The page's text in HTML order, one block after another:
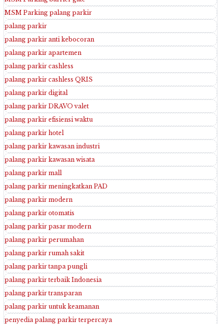
MSM Parking palang parkir
palang parkir
palang parkir anti kebocoran
palang parkir apartemen
palang parkir cashless
palang parkir cashless QRIS
palang parkir digital
palang parkir DRAVO valet
palang parkir efisiensi waktu
palang parkir hotel
palang parkir kawasan industri
palang parkir kawasan wisata
palang parkir mall
palang parkir meningkatkan PAD
palang parkir modern
palang parkir otomatis
palang parkir pasar modern
palang parkir perumahan
palang parkir rumah sakit
palang parkir tanpa pungli
palang parkir terbaik Indonesia
palang parkir transparan
palang parkir untuk keamanan
penyedia palang parkir terpercaya